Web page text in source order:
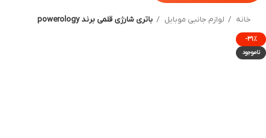
خانه لوازم جانبی موبایل باتری شارژی قلمی برند powerology
-۳۱%
ناموجود